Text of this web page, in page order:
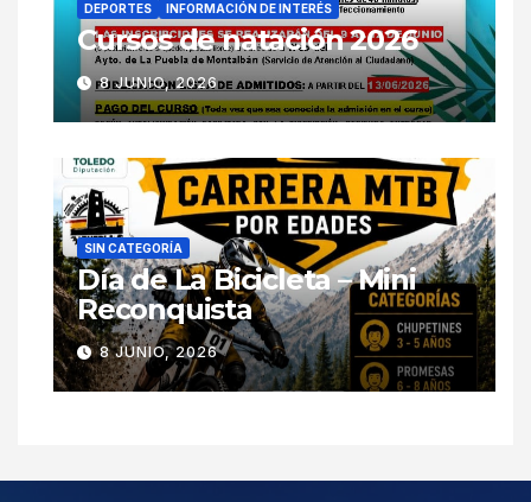
DEPORTES INFORMACIÓN DE INTERÉS
Cursos de natación 2026
8 JUNIO, 2026
SIN CATEGORÍA
Día de La Bicicleta – Mini
Reconquista
8 JUNIO, 2026